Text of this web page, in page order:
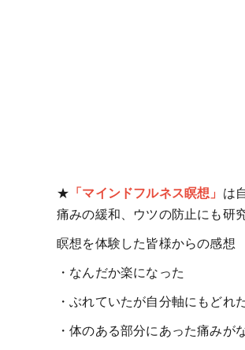
★ 「マインドフルネス瞑想」 は
痛みの緩和、ウツの防止にも研
瞑想を体験した皆様からの感想
・なんだか楽になった
・ぶれていたが自分軸にもどれ
・体のある部分にあった痛みが